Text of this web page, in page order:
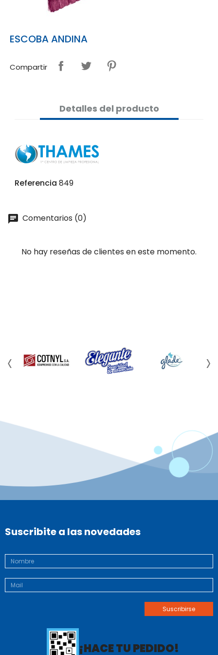
ESCOBA ANDINA
Compartir
Detalles del producto
Referencia 849
Comentarios (0)
No hay reseñas de clientes en este momento.
‹ ›
¡HACE TU PEDIDO!
Suscribite a las novedades